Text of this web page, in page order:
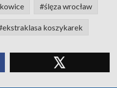
#ślęza wrocław
koszykarek